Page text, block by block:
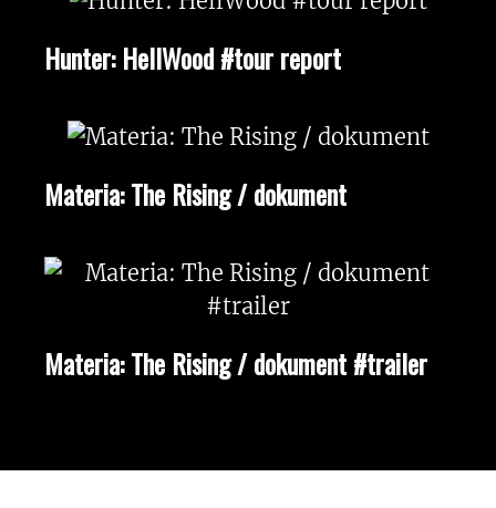
Hunter: HellWood #tour report
Materia: The Rising / dokument
Materia: The Rising / dokument #trailer